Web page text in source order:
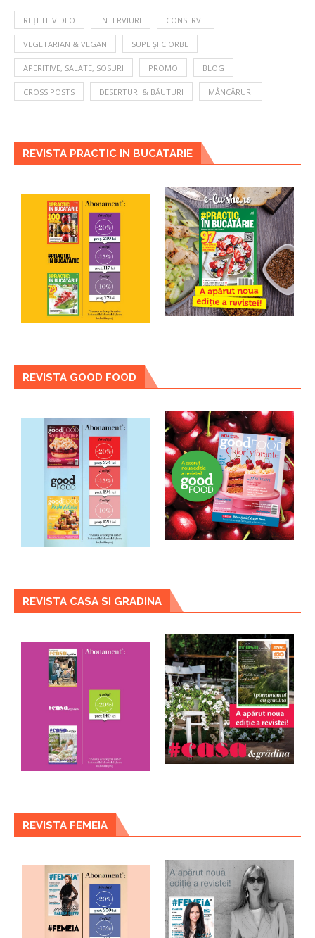
REȚETE VIDEO INTERVIURI CONSERVE
VEGETARIAN & VEGAN SUPE ȘI CIORBE
APERITIVE, SALATE, SOSURI PROMO BLOG
CROSS POSTS DESERTURI & BĂUTURI MÂNCĂRURI
REVISTA PRACTIC IN BUCATARIE
REVISTA GOOD FOOD
REVISTA CASA SI GRADINA
REVISTA FEMEIA